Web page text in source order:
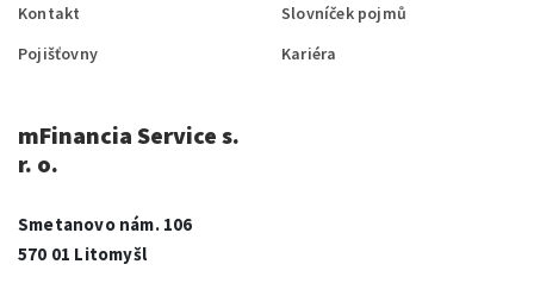
Kontakt
Pojišťovny
Slovníček pojmů
Kariéra
mFinancia Service s.
r. o.
Smetanovo nám. 106
570 01 Litomyšl